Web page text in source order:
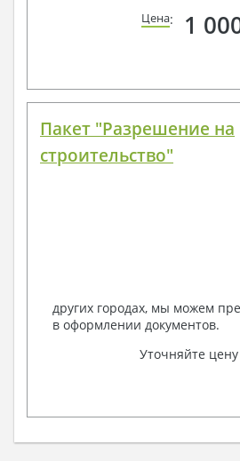
Цена: 1
Пакет "Разрешение на
строительство"
других городах, мы можем
в оформлении документов.
Уточняйте